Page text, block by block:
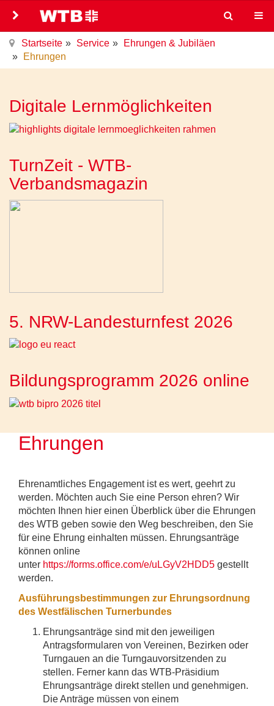
Startseite Service
Ehrungen & Jubiläen
Ehrungen
Digitale Lernmöglichkeiten
TurnZeit - WTB-
Verbandsmagazin
5. NRW-Landesturnfest 2026
Bildungsprogramm 2026 online
Ehrungen
Ehrenamtliches Engagement ist es wert, geehrt zu
werden. Möchten auch Sie eine Person ehren? Wir
möchten Ihnen hier einen Überblick über die Ehrungen
des WTB geben sowie den Weg beschreiben, den Sie
für eine Ehrung einhalten müssen. Ehrungsanträge
können online
unter https://forms.office.com/e/uLGyV2HDD5 gestellt
werden.
Ausführungsbestimmungen zur Ehrungsordnung
des Westfälischen Turnerbundes
Ehrungsanträge sind mit den jeweiligen
Antragsformularen von Vereinen, Bezirken oder
Turngauen an die Turngauvorsitzenden zu
stellen. Ferner kann das WTB-Präsidium
Ehrungsanträge direkt stellen und genehmigen.
Die Anträge müssen von einem